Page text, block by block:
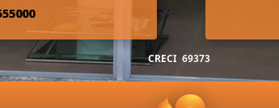
CRECI 69373